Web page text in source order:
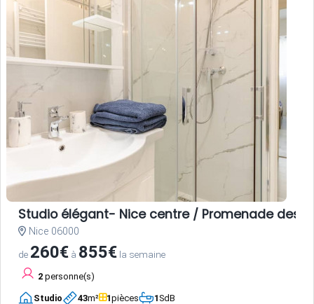
Studio élégant- Nice centre / Promenade des
Nice 06000
de 260€ à 855€ la semaine
2 personne(s)
Studio 43m² 1pièces 1SdB